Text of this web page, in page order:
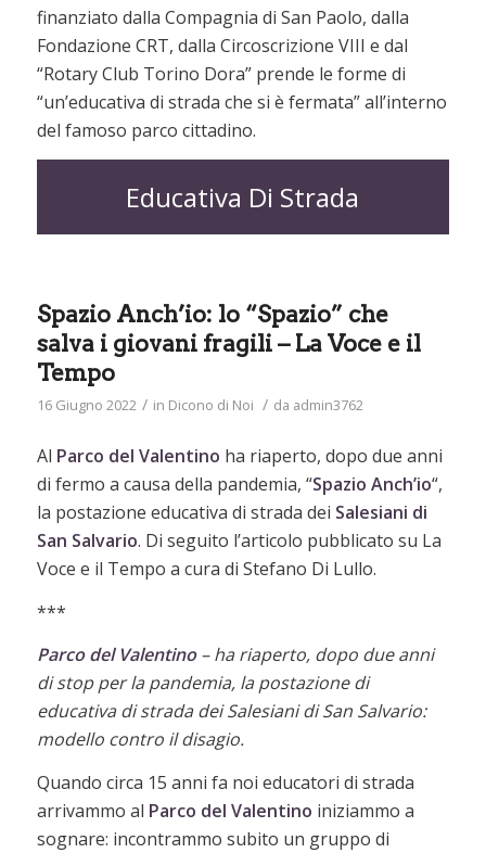
finanziato dalla Compagnia di San Paolo, dalla
Fondazione CRT, dalla Circoscrizione VIII e dal
“Rotary Club Torino Dora” prende le forme di
“un’educativa di strada che si è fermata” all’interno
del famoso parco cittadino.
Educativa Di Strada
Spazio Anch’io: lo “Spazio” che
salva i giovani fragili – La Voce e il
Tempo
16 Giugno 2022 / in Dicono di Noi / da admin3762
Al Parco del Valentino ha riaperto, dopo due anni
di fermo a causa della pandemia, “Spazio Anch’io“,
la postazione educativa di strada dei Salesiani di
San Salvario. Di seguito l’articolo pubblicato su La
Voce e il Tempo a cura di Stefano Di Lullo.
***
Parco del Valentino– ha riaperto, dopo due anni
di stop per la pandemia, la postazione di
educativa di strada dei Salesiani di San Salvario:
modello contro il disagio.
Quando circa 15 anni fa noi educatori di strada
arrivammo al Parco del Valentino iniziammo a
sognare: incontrammo subito un gruppo di